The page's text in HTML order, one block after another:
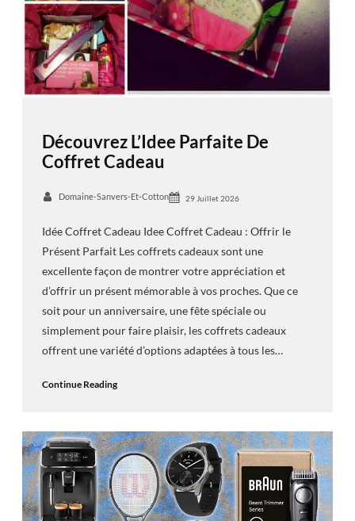
Découvrez L’Idee Parfaite De
Coffret Cadeau
Domaine-Sanvers-Et-Cotton 29 Juillet 2026
Idée Coffret Cadeau Idee Coffret Cadeau : Offrir le
Présent Parfait Les coffrets cadeaux sont une
excellente façon de montrer votre appréciation et
d’offrir un présent mémorable à vos proches. Que ce
soit pour un anniversaire, une fête spéciale ou
simplement pour faire plaisir, les coffrets cadeaux
offrent une variété d’options adaptées à tous les…
Continue Reading